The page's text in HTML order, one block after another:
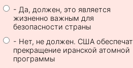
- Да, должен, это является
жизненно важным для
безопасности страны
- Нет, не должен. США обеспечат
прекращение иранской атомной
программы